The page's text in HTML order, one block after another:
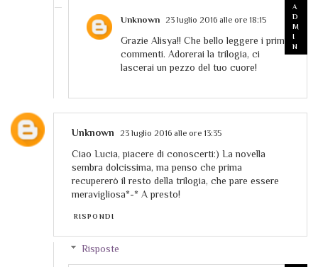
Unknown 23 luglio 2016 alle ore 18:15
Grazie Alisya!! Che bello leggere i primi
commenti. Adorerai la trilogia, ci
lascerai un pezzo del tuo cuore!
Unknown 23 luglio 2016 alle ore 13:35
Ciao Lucia, piacere di conoscerti:) La novella
sembra dolcissima, ma penso che prima
recupererò il resto della trilogia, che pare essere
meravigliosa*-* A presto!
RISPONDI
Risposte